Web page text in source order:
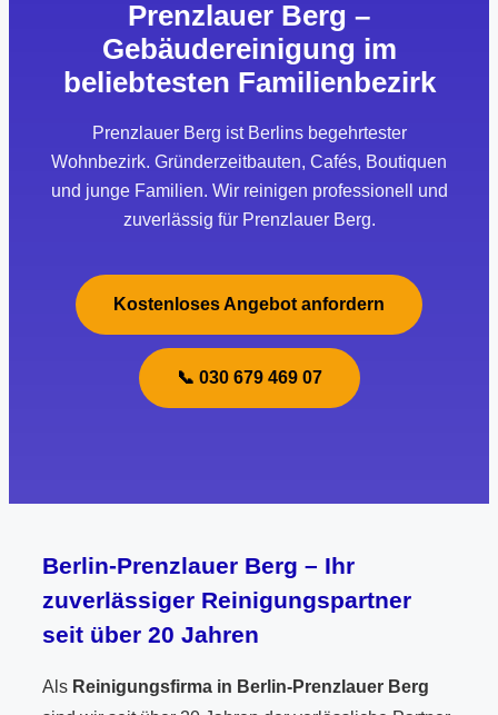
Prenzlauer Berg –
Gebäudereinigung im
beliebtesten Familienbezirk
Prenzlauer Berg ist Berlins begehrtester
Wohnbezirk. Gründerzeitbauten, Cafés, Boutiquen
und junge Familien. Wir reinigen professionell und
zuverlässig für Prenzlauer Berg.
Kostenloses Angebot anfordern
📞 030 679 469 07
Berlin-Prenzlauer Berg – Ihr
zuverlässiger Reinigungspartner
seit über 20 Jahren
Als Reinigungsfirma in Berlin-Prenzlauer Berg